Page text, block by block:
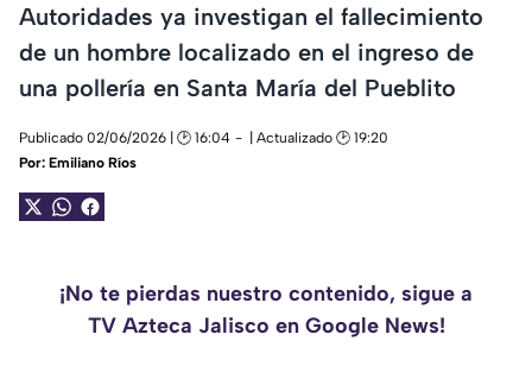
Autoridades ya investigan el fallecimiento
de un hombre localizado en el ingreso de
una pollería en Santa María del Pueblito
Publicado 02/06/2026 | 🕑 16:04
| Actualizado 🕑 19:20
Por: Emiliano Ríos
¡No te pierdas nuestro contenido, sigue a
TV Azteca Jalisco en Google News!